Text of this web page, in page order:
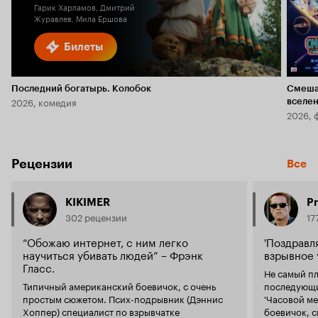
Билеты
Гарик Харламов, Дмитрий
Журавлев, Мила Ершова
Последний богатырь. Колобок
2026, комедия
2026,
Рецензии Все
KIKIMER
302 рецензии
“Обожаю интернет, с ним легко
научиться убивать людей” – Фрэнк
Гласс.
Типичный американский боевичок, с очень
простым сюжетом. Псих-подрывник (Дэннис
Хоппер) специалист по взрывчатке
взрывное
Не самый
'Часовой
боевичок,